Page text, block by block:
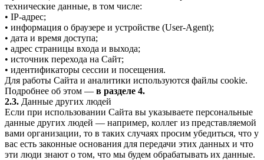
технические данные, в том числе:
• IP-адрес;
• информация о браузере и устройстве (User-Agent);
• дата и время доступа;
• адрес страницы входа и выхода;
• источник перехода на Сайт;
• идентификаторы сессии и посещения.
Для работы Сайта и аналитики используются файлы cookie.
Подробнее об этом — в разделе 4.
2.3. Данные других людей
Если при использовании Сайта вы указываете персональные
данные других людей — например, коллег из представляемой
вами организации, то в таких случаях просим убедиться, что у
вас есть законные основания для передачи этих данных и что
эти люди знают о том, что мы будем обрабатывать их данные.